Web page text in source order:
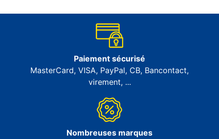
Paiement sécurisé
MasterCard, VISA, PayPal, CB, Bancontact,
virement, ...
Nombreuses marques